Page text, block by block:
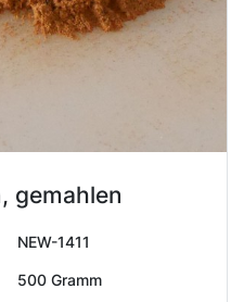
gemahlen
NEW-1411
500 Gramm